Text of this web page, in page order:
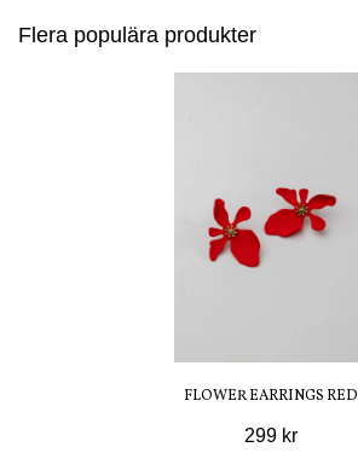
Flera populära produkter
FLOWER EARRINGS RED
299 kr